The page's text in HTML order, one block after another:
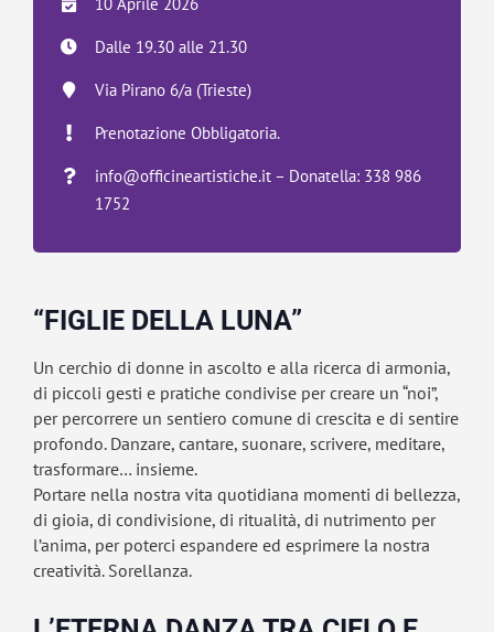
Dalle 19.30 alle 21.30
Via Pirano 6/a (Trieste)
Prenotazione Obbligatoria.
info@officineartistiche.it – Donatella: 338 986
1752
“FIGLIE DELLA LUNA”
Un cerchio di donne in ascolto e alla ricerca di armonia,
di piccoli gesti e pratiche condivise per creare un “noi”,
per percorrere un sentiero comune di crescita e di sentire
profondo. Danzare, cantare, suonare, scrivere, meditare,
trasformare… insieme.
Portare nella nostra vita quotidiana momenti di bellezza,
di gioia, di condivisione, di ritualità, di nutrimento per
l’anima, per poterci espandere ed esprimere la nostra
creatività. Sorellanza.